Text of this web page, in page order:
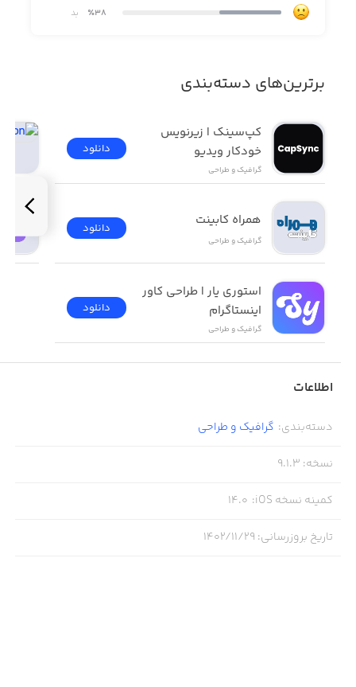
٪38 بد
برترین‌های دسته‌بندی
خودکار ویدیو
گرافیک و طراحی
دانلود
همراه کابینت
گرافیک و طراحی
دانلود
استوری یار | طراحی کاور
اینستاگرام
گرافیک و طراحی
دانلود
اطلاعات
دسته‌بندی: گرافیک و طراحی
نسخه:
9.1.3
کمینه نسخه iOS :
14.0
تاریخ بروزرسانی: ۱۴۰۲/۱۱/۲۹